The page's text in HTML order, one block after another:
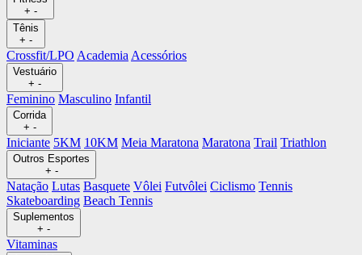
+ -
Tênis
+ -
Crossfit/LPO Academia Acessórios
Vestuário
+ -
Feminino Masculino Infantil
Corrida
+ -
Iniciante 5KM 10KM Meia Maratona Maratona Trail Triathlon
Outros Esportes
+ -
Natação Lutas Basquete Vôlei Futvôlei Ciclismo Tennis
Skateboarding Beach Tennis
Suplementos
+ -
Vitaminas